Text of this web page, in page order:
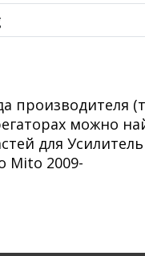
можно
для
Mito 2009-